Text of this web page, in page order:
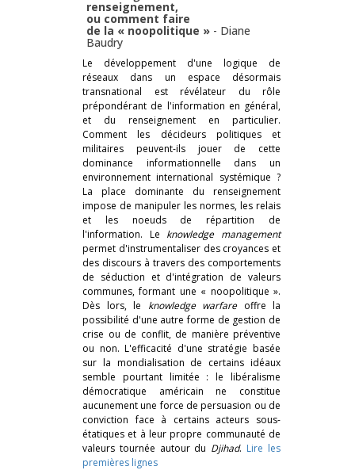
renseignement,
ou comment faire
de la « noopolitique » - Diane
Baudry
Le développement d'une logique de
réseaux dans un espace désormais
transnational est révélateur du rôle
prépondérant de l'information en général,
et du renseignement en particulier.
Comment les décideurs politiques et
militaires peuvent-ils jouer de cette
dominance informationnelle dans un
environnement international systémique ?
La place dominante du renseignement
impose de manipuler les normes, les relais
et les noeuds de répartition de
l'information. Le knowledge management
permet d'instrumentaliser des croyances et
des discours à travers des comportements
de séduction et d'intégration de valeurs
communes, formant une « noopolitique ».
Dès lors, le knowledge warfare offre la
possibilité d'une autre forme de gestion de
crise ou de conflit, de manière préventive
ou non. L'efficacité d'une stratégie basée
sur la mondialisation de certains idéaux
semble pourtant limitée : le libéralisme
démocratique américain ne constitue
aucunement une force de persuasion ou de
conviction face à certains acteurs sous-
étatiques et à leur propre communauté de
valeurs tournée autour du Djihad. Lire les
premières lignes